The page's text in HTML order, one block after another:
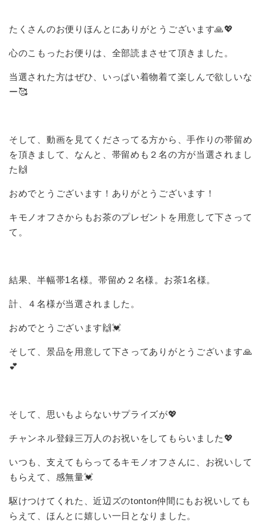
たくさんのお便りほんとにありがとうございます🙏💖
心のこもったお便りは、全部読まさせて頂きました。
当選された方はぜひ、いっぱい着物着て楽しんで欲しいな
ー🥰
そして、動画を見てくださってる方から、手作りの帯留め
を頂きまして、なんと、帯留めも２名の方が当選されまし
た🙌
おめでとうございます！ありがとうございます！
キモノオフさからもお茶のプレゼントを用意して下さって
て。
結果、半幅帯1名様。帯留め２名様。お茶1名様。
計、４名様が当選されました。
おめでとうございます🙌💓
そして、景品を用意して下さってありがとうございます🙏
💕
そして、思いもよらないサプライズが💖
チャンネル登録三万人のお祝いをしてもらいました💖
いつも、支えてもらってるキモノオフさんに、お祝いして
もらえて、感無量💓
駆けつけてくれた、近辺ズのtonton仲間にもお祝いしても
らえて、ほんとに嬉しい一日となりました。